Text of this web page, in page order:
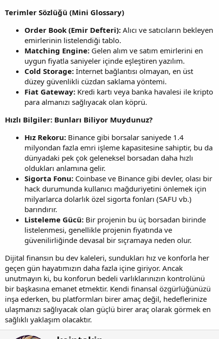
Terimler Sözlüğü (Mini Glossary)
Order Book (Emir Defteri): Alıcı ve satıcıların bekleyen
emirlerinin listelendiği tablo.
Matching Engine: Gelen alım ve satım emirlerini en
uygun fiyatla saniyeler içinde eşleştiren yazılım.
Cold Storage: İnternet bağlantısı olmayan, en üst
düzey güvenlikli cüzdan saklama yöntemi.
Fiat Gateway: Kredi kartı veya banka havalesi ile kripto
para almanızı sağlıyacak olan köprü.
Hızlı Bilgiler: Bunları Biliyor Muydunuz?
Hız Rekoru: Binance gibi borsalar saniyede 1.4
milyondan fazla emri işleme kapasitesine sahiptir, bu da
dünyadaki pek çok geleneksel borsadan daha hızlı
oldukları anlamına gelir.
Sigorta Fonu: Coinbase ve Binance gibi devler, olası bir
hack durumunda kullanıcı mağduriyetini önlemek için
milyarlarca dolarlık özel sigorta fonları (SAFU vb.)
barındırır.
Listeleme Gücü: Bir projenin bu üç borsadan birinde
listelenmesi, genellikle projenin fiyatında ve
güvenilirliğinde devasal bir sıçramaya neden olur.
Dijital finansın bu dev kaleleri, sundukları hız ve konforla her
geçen gün hayatımızın daha fazla içine giriyor. Ancak
unutmayın ki, bu konforun bedeli varlıklarınızın kontrolünü
bir başkasına emanet etmektir. Kendi finansal özgürlüğünüzü
inşa ederken, bu platformları birer amaç değil, hedeflerinize
ulaşmanızı sağlıyacak olan güçlü birer araç olarak görmek en
sağlıklı yaklaşım olacaktır.